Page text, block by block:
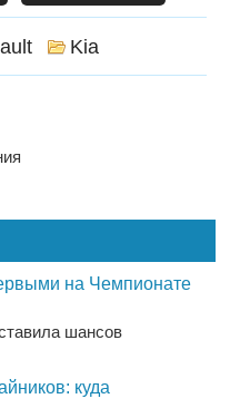
Kia
на Чемпионате
шансов
куда